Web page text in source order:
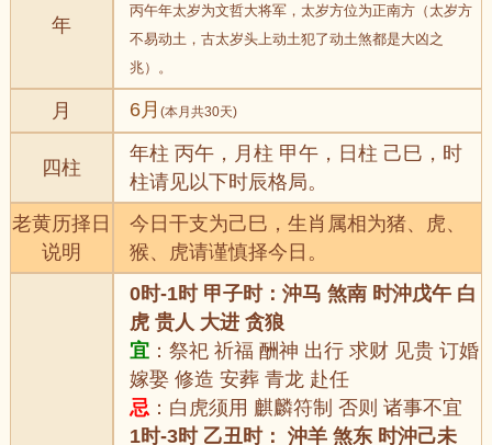
年
丙午年太岁为文哲大将军，太岁方位为正南方（太岁方
不易动土，古太岁头上动土犯了动土煞都是大凶之
兆）。
月 6月(本月共30天)
四柱
年柱 丙午，月柱 甲午，日柱 己巳，时
柱请见以下时辰格局。
老黄历择日
说明
今日干支为己巳，生肖属相为猪、虎、
猴、虎请谨慎择今日。
0时-1时 甲子时：沖马 煞南 时沖戊午 白
虎 贵人 大进 贪狼
宜 ：祭祀 祈福 酬神 出行 求财 见贵 订婚
嫁娶 修造 安葬 青龙 赴任
忌 ：白虎须用 麒麟符制 否则 诸事不宜
1时-3时 乙丑时： 沖羊 煞东 时沖己未